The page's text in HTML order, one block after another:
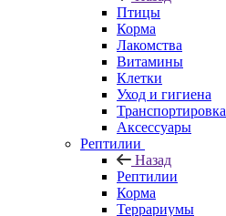
Птицы
Корма
Лакомства
Витамины
Клетки
Уход и гигиена
Транспортировка
Аксессуары
Рептилии
Назад
Рептилии
Корма
Террариумы